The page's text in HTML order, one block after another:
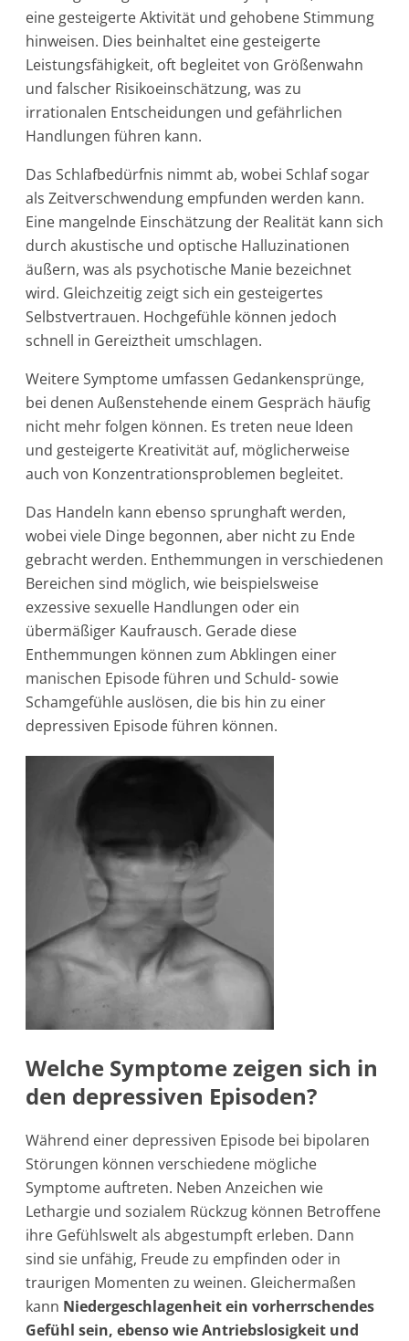
eine gesteigerte Aktivität und gehobene Stimmung
hinweisen. Dies beinhaltet eine gesteigerte
Leistungsfähigkeit, oft begleitet von Größenwahn
und falscher Risikoeinschätzung, was zu
irrationalen Entscheidungen und gefährlichen
Handlungen führen kann.
Das Schlafbedürfnis nimmt ab, wobei Schlaf sogar
als Zeitverschwendung empfunden werden kann.
Eine mangelnde Einschätzung der Realität kann sich
durch akustische und optische Halluzinationen
äußern, was als psychotische Manie bezeichnet
wird. Gleichzeitig zeigt sich ein gesteigertes
Selbstvertrauen. Hochgefühle können jedoch
schnell in Gereiztheit umschlagen.
Weitere Symptome umfassen Gedankensprünge,
bei denen Außenstehende einem Gespräch häufig
nicht mehr folgen können. Es treten neue Ideen
und gesteigerte Kreativität auf, möglicherweise
auch von Konzentrationsproblemen begleitet.
Das Handeln kann ebenso sprunghaft werden,
wobei viele Dinge begonnen, aber nicht zu Ende
gebracht werden. Enthemmungen in verschiedenen
Bereichen sind möglich, wie beispielsweise
exzessive sexuelle Handlungen oder ein
übermäßiger Kaufrausch. Gerade diese
Enthemmungen können zum Abklingen einer
manischen Episode führen und Schuld- sowie
Schamgefühle auslösen, die bis hin zu einer
depressiven Episode führen können.
Welche Symptome zeigen sich in
den depressiven Episoden?
Während einer depressiven Episode bei bipolaren
Störungen können verschiedene mögliche
Symptome auftreten. Neben Anzeichen wie
Lethargie und sozialem Rückzug können Betroffene
ihre Gefühlswelt als abgestumpft erleben. Dann
sind sie unfähig, Freude zu empfinden oder in
traurigen Momenten zu weinen. Gleichermaßen
kann Niedergeschlagenheit ein vorherrschendes
Gefühl sein, ebenso wie Antriebslosigkeit und